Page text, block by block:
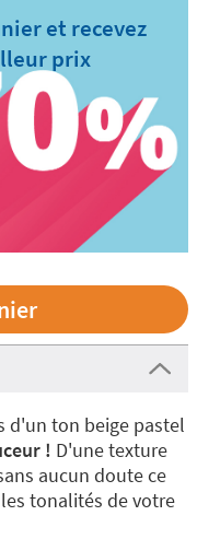
et recevez
prix
d'un ton beige pastel
! D'une texture
aucun doute ce
tonalités de votre